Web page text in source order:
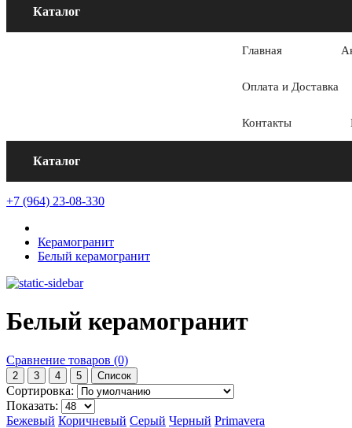
Каталог
Главная
Оплата и Доставка
Контакты
Каталог
+7 (964) 23-08-330
Керамогранит
Белый керамогранит
Белый керамогранит
Сравнение товаров (0)
2 3 4 5 Список
Сортировка:
Показать:
Бежевый Коричневый Серый Черный Primavera